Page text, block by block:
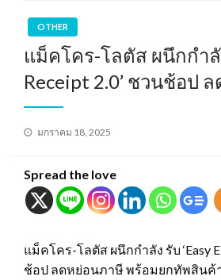
OTHER
แม็คโคร-โลตัส ผนึกกำลั
Receipt 2.0’ ชวนช้อป
Posted
มกราคม 18, 2025
Spread the love
แม็คโคร-โลตัส ผนึกกำลัง รับ ‘Easy
ช้อป ลดหย่อนภาษี พร้อมยกทัพสินค้